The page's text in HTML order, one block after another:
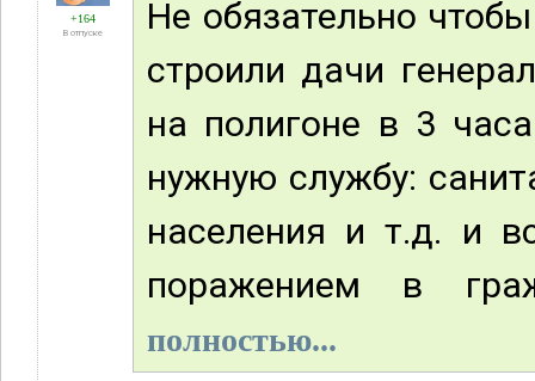
+164
В отпуске
Hе обязательно
строили дачи
на полигоне в 3
нужную службу:
населения и т.д. и
поражением в
полностью...